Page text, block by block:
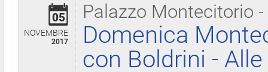
Palazzo Montecitorio
05
NOVEMBRE
2017
Domenica
con Boldrini -